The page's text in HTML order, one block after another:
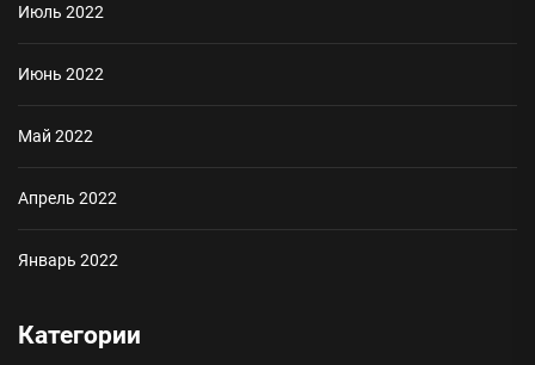
Июль 2022
Июнь 2022
Май 2022
Апрель 2022
Январь 2022
Категории